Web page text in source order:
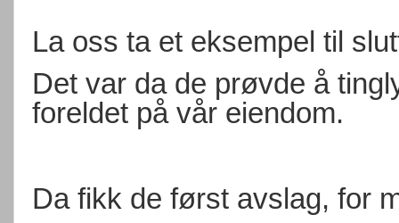
La oss ta et eksempel til
Det var da de prøvde å
foreldet på vår eiendom.
Da fikk de først avslag, for